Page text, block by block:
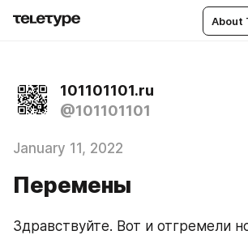
About
101101101.ru
@101101101
January 11, 2022
Перемены
Здравствуйте. Вот и отгремели